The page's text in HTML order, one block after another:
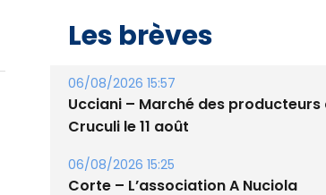
Les brèves
06/08/2026 15:57
Cruculi le 11 août